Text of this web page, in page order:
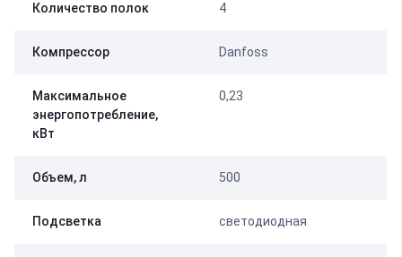
Количество полок 4
Компрессор Danfoss
Максимальное
энергопотребление,
кВт
0,23
Объем, л 500
Подсветка светодиодная